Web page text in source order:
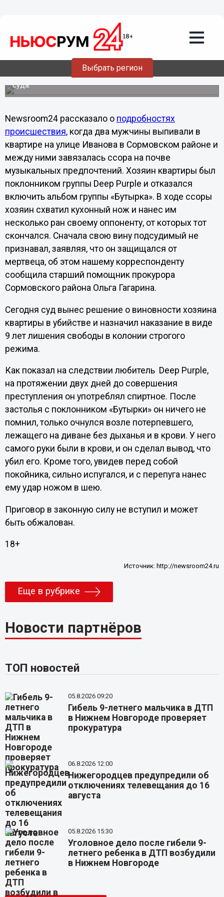
Выбрать регион
Нижегородский поклонник хард-рока,
убивший любителя шансона, получил 9
лет тюрьмы
Сегодня Сормовский районный суд Нижнего Новгорода
вынесен приговор молодому человеку, об этом
сообщает пресс-служба Нижегородского областного
суда.
Newsroom24 рассказало о подробностях
происшествия, когда два мужчины выпивали в
квартире на улице Иванова в Сормовском районе и
между ними завязалась ссора на почве
музыкальных предпочтений. Хозяин квартиры был
поклонником группы Deep Purple и отказался
включить альбом группы «Бутырка». В ходе ссоры
хозяин схватил кухонный нож и нанес им
несколько ран своему оппоненту, от которых тот
скончался. Сначала свою вину подсудимый не
признавал, заявляя, что он защищался от
мертвеца, об этом нашему корреспонденту
сообщила старший помощник прокурора
Сормовского района Ольга Гагарина.
Сегодня суд вынес решение о виновности хозяина
квартиры в убийстве и назначил наказание в виде
9 лет лишения свободы в колонии строгого
режима.
Как показал на следствии любитель Deep Purple,
на протяжении двух дней до совершения
преступления он употреблял спиртное. После
застолья с поклонником «Бутырки» он ничего не
помнил, только очнулся возле потерпевшего,
лежащего на диване без дыханья и в крови. У него
самого руки были в крови, и он сделал вывод, что
убил его. Кроме того, увидев перед собой
покойника, сильно испугался, и с перепуга нанес
ему удар ножом в шею.
Приговор в законную силу не вступил и может
быть обжалован.
18+
Источник: http://newsroom24.ru
Еще в рубрике
Новости партнёров
ТОП новостей
05.8.2026 09:20
Гибель 9-летнего мальчика в ДТП
в Нижнем Новгороде проверяет
прокуратура
06.8.2026 12:00
Нижегородцев предупредили об
отключениях телевещания до 16
августа
05.8.2026 15:30
Уголовное дело после гибели 9-
летнего ребенка в ДТП возбудили
в Нижнем Новгороде